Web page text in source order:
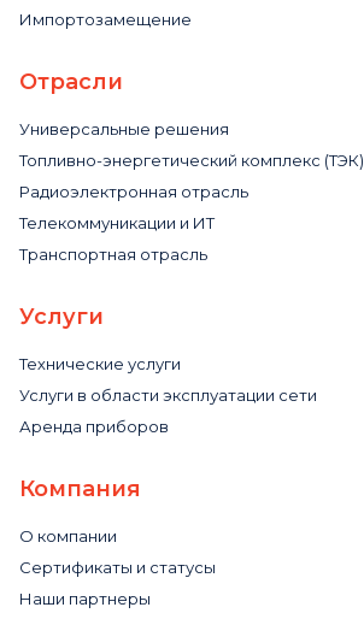
Импортозамещение
Отрасли
Универсальные решения
Топливно-энергетический комплекс (ТЭК)
Радиоэлектронная отрасль
Телекоммуникации и ИТ
Транспортная отрасль
Услуги
Технические услуги
Услуги в области эксплуатации сети
Аренда приборов
Компания
О компании
Сертификаты и статусы
Наши партнеры